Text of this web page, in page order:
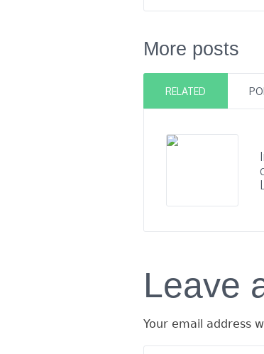
More posts
RELATED
Leave
Your email address